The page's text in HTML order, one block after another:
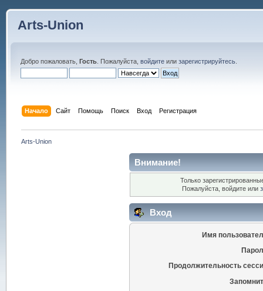
Arts-Union
Добро пожаловать, Гость. Пожалуйста, войдитеили зарегистрируйтесь.
Начало Сайт Помощь Поиск Вход Регистрация
Arts-Union
Внимание!
Только
Пожалуйста, войдите или
Вход
Имя
Продолжительность